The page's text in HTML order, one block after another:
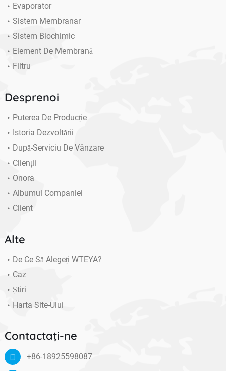
Evaporator
Sistem Membranar
Sistem Biochimic
Element De Membrană
Filtru
Desprenoi
Puterea De Producție
Istoria Dezvoltării
După-Serviciu De Vânzare
Clienții
Onora
Albumul Companiei
Client
Alte
De Ce Să Alegeți WTEYA?
Caz
Știri
Harta Site-Ului
Contactaţi-ne
+86-18925598087